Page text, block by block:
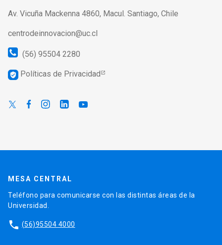
Av. Vicuña Mackenna 4860, Macul. Santiago, Chile
centrodeinnovacion@uc.cl
(56) 95504 2280
verified_user Políticas de Privacidad
MESA CENTRAL
Teléfono para comunicarse con las distintas áreas de la
Universidad.
phone (56)95504 4000